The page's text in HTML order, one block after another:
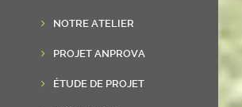
NOTRE ATELIER
PROJET ANPROVA
ÉTUDE DE PROJET